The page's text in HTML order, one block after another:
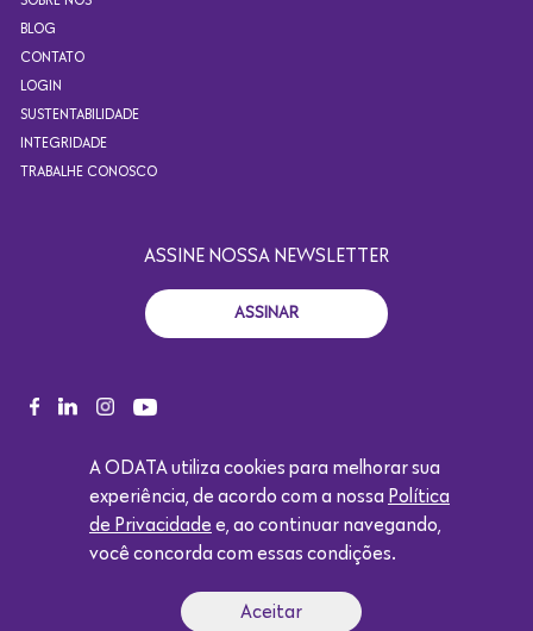
BLOG
CONTATO
LOGIN
SUSTENTABILIDADE
INTEGRIDADE
TRABALHE CONOSCO
ASSINE NOSSA NEWSLETTER
ASSINAR
CONTATO@ODATACOLOCATION.COM
Copyright 2021. Todos os direitos reservados. Design por
A ODATA utiliza cookies para melhorar sua
experiência, de acordo com a nossa Política
de Privacidade e, ao continuar navegando,
você concorda com essas condições.
Aceitar